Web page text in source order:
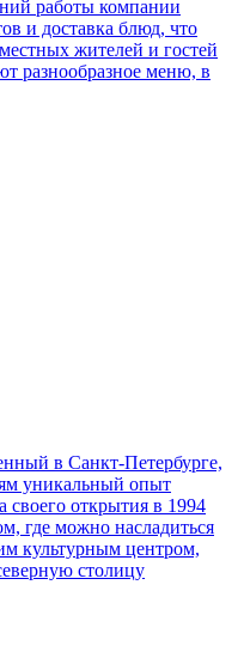
работы компании
и доставка блюд, что
жителей и гостей
разнообразное меню, в
в Санкт-Петербурге,
уникальный опыт
открытия в 1994
где можно насладиться
культурным центром,
столицу